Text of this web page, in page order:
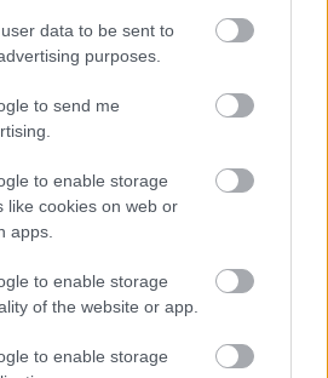
data to be sent to
purposes.
to send me
to enable storage
like cookies on web or
apps.
to enable storage
of the website or app.
to enable storage
nem fogja élvezni" -
aki szerint végig
majd
közöl a mai sorsdöntő magyar-
skót Daily Record, és a lap
védekező taktikára kell
agresszívan kell